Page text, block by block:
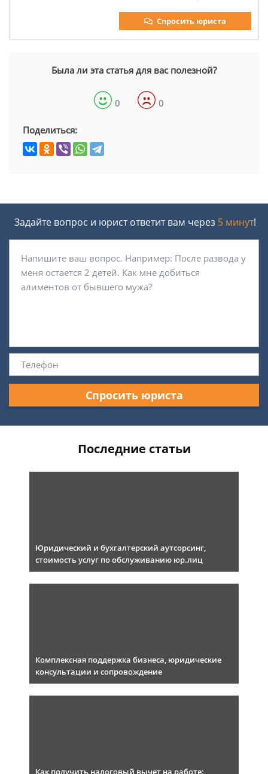
Спросить юриста
Была ли эта статья для вас полезной?
0 0
Поделиться:
Задайте вопрос и юрист ответит вам через 5 минут!
Спросить юриста
Последние статьи
Юридический и бухгалтерский аутсорсинг,
стоимость услуг по обслуживанию юр.лиц
Комплексная поддержка бизнеса, юридические
консультации и сопровождение
Как получить налоговый вычет на работе: